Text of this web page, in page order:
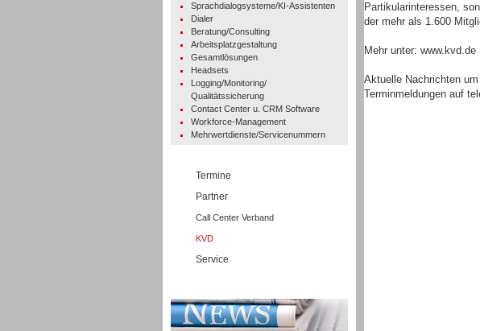
Sprachdialogsysteme/KI-Assistenten
Dialer
Beratung/Consulting
Arbeitsplatzgestaltung
Gesamtlösungen
Headsets
Logging/Monitoring/
Qualitätssicherung
Contact Center u. CRM Software
Workforce-Management
Mehrwertdienste/Servicenummern
Termine
Partner
Call Center Verband
KVD
Service
Partikularinteressen,
der mehr als 1.600
Mehr unter: www.kvd.de
Aktuelle Nachrichten
Terminmeldungen auf